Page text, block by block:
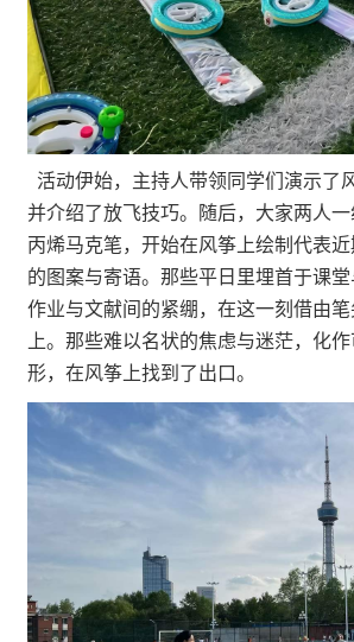
活动伊始，主持人带领同学们演示了
并介绍了放飞技巧。随后，大家两人
丙烯马克笔，开始在风筝上绘制代表
的图案与寄语。那些平日里埋首于课
作业与文献间的紧绷，在这一刻借由
上。那些难以名状的焦虑与迷茫，化
形，在风筝上找到了出口。